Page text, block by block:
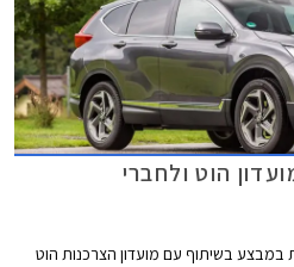
הוט ולחברי
במבצע בשיתוף עם מועדון הצרכנות הוט